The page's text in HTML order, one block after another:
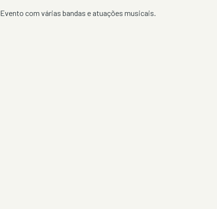
Evento com várias bandas e atuações musicais.